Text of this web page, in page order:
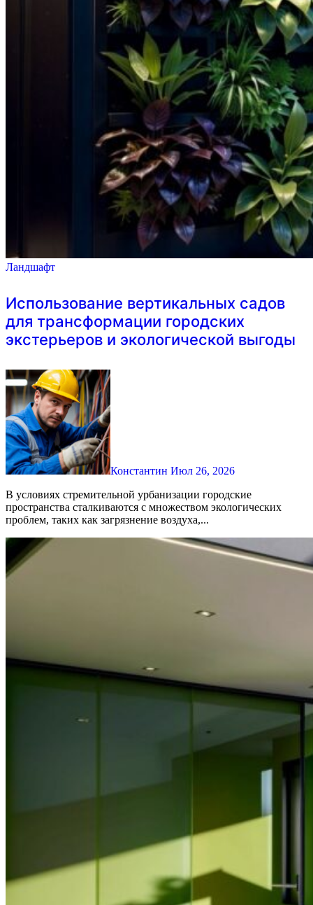
Ландшафт
Использование вертикальных садов
для трансформации городских
экстерьеров и экологической выгоды
Константин Июл 26, 2026
В условиях стремительной урбанизации городские
пространства сталкиваются с множеством экологических
проблем, таких как загрязнение воздуха,...